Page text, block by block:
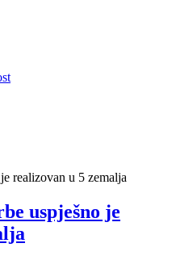
realizovan u 5 zemalja
uspješno je